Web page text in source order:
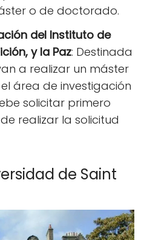
o de doctorado.
del Instituto de
y la Paz: Destinada
a realizar un máster
área de investigación
solicitar primero
realizar la solicitud
de Saint